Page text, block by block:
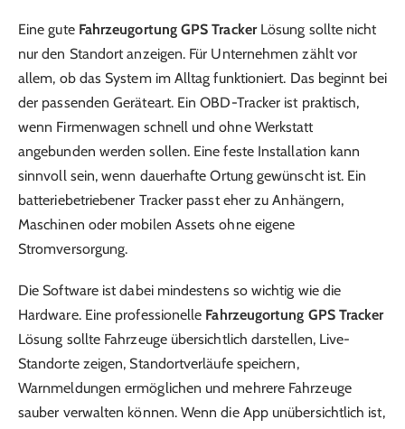
Eine gute Fahrzeugortung GPS TrackerLösung sollte nicht
nur den Standort anzeigen. Für Unternehmen zählt vor
allem, ob das System im Alltag funktioniert. Das beginnt bei
der passenden Geräteart. Ein OBD-Tracker ist praktisch,
wenn Firmenwagen schnell und ohne Werkstatt
angebunden werden sollen. Eine feste Installation kann
sinnvoll sein, wenn dauerhafte Ortung gewünscht ist. Ein
batteriebetriebener Tracker passt eher zu Anhängern,
Maschinen oder mobilen Assets ohne eigene
Stromversorgung.
Die Software ist dabei mindestens so wichtig wie die
Hardware. Eine professionelle Fahrzeugortung GPS Tracker
Lösung sollte Fahrzeuge übersichtlich darstellen, Live-
Standorte zeigen, Standortverläufe speichern,
Warnmeldungen ermöglichen und mehrere Fahrzeuge
sauber verwalten können. Wenn die App unübersichtlich ist,